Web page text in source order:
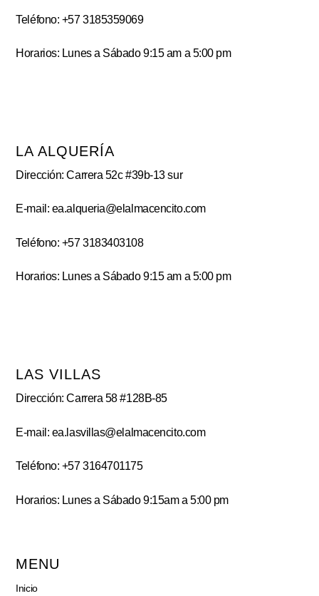
Teléfono: +57 3185359069
Horarios: Lunes a Sábado 9:15 am a 5:00 pm
LA ALQUERÍA
Dirección: Carrera 52c #39b-13 sur
E-mail: ea.alqueria@elalmacencito.com
Teléfono: +57 3183403108
Horarios: Lunes a Sábado 9:15 am a 5:00 pm
LAS VILLAS
Dirección: Carrera 58 #128B-85
E-mail: ea.lasvillas@elalmacencito.com
Teléfono: +57 3164701175
Horarios: Lunes a Sábado 9:15am a 5:00 pm
MENU
Inicio